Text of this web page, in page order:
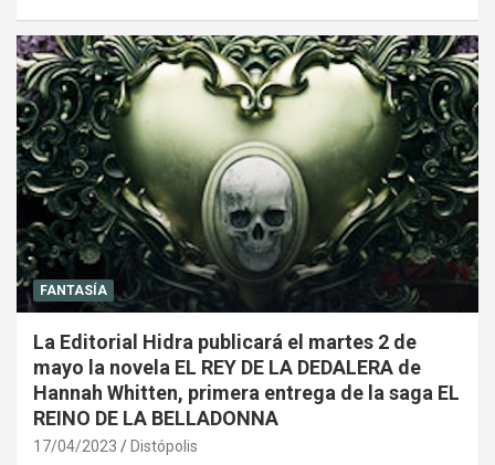
FANTASÍA
La Editorial Hidra publicará el martes 2 de
mayo la novela EL REY DE LA DEDALERA de
Hannah Whitten, primera entrega de la saga EL
REINO DE LA BELLADONNA
17/04/2023 Distópolis